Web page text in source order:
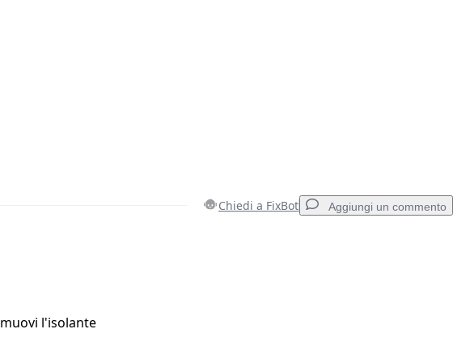
Chiedi a FixBot Aggiungi un commento
l'isolante